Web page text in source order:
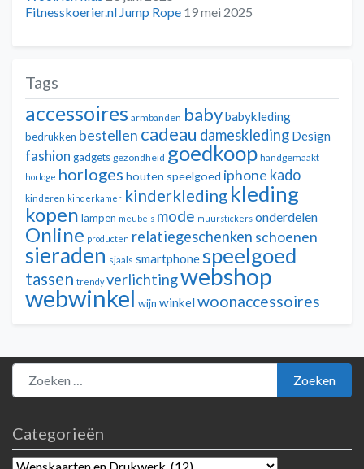
Fitnesskoerier.nl Jump Rope 19 mei 2025
Tags
accessoires armbanden babybabykleding
bedrukken bestellen cadeau dameskleding Design
fashion gadgets gezondheid goedkoop handgemaakt
horloge horloges houten speelgoed iphone kado
kinderen kinderkamer kinderkleding kleding
kopen lampen meubels mode muurstickers onderdelen
Online producten relatiegeschenken schoenen
sieraden sjaals smartphonespeelgoed
tassen trendy verlichtingwebshop
webwinkel wijn winkelwoonaccessoires
Zoeken naar:
Zoeken
Categorieën
Categorieën